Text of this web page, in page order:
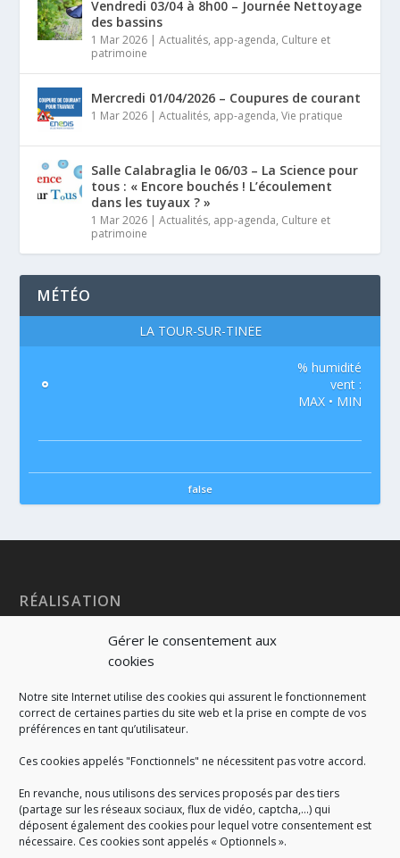
Gérer le consentement aux
cookies
Notre site Internet utilise des cookies qui assurent le fonctionnement
correct de certaines parties du site web et la prise en compte de vos
préférences en tant qu’utilisateur.
Ces cookies appelés "Fonctionnels" ne nécessitent pas votre accord.
En revanche, nous utilisons des services proposés par des tiers
(partage sur les réseaux sociaux, flux de vidéo, captcha,...) qui
déposent également des cookies pour lequel votre consentement est
nécessaire. Ces cookies sont appelés « Optionnels ».
Vendredi 03/04 à 8h00 – Journée Nettoyage
des bassins
1 Mar 2026 |Actualités, app-agenda, Culture et
patrimoine
Mercredi 01/04/2026 – Coupures de courant
1 Mar 2026 |Actualités, app-agenda,Vie pratique
Salle Calabraglia le 06/03 – La Science pour
tous : « Encore bouchés ! L’écoulement
dans les tuyaux ? »
1 Mar 2026 |Actualités, app-agenda, Culture et
patrimoine
MÉTÉO
LA TOUR-SUR-TINÉE
°
% humidité
vent :
MAX • MIN
false
RÉALISATION